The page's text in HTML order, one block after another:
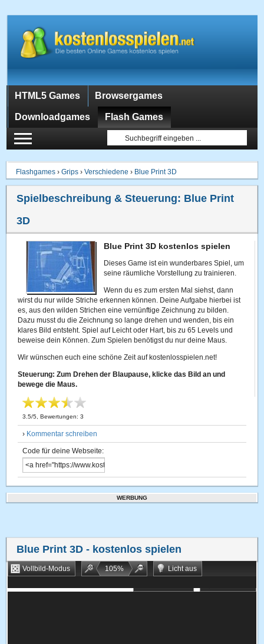
HTML5 Games Browsergames
Downloadgames Flash Games
Flashgames ›Grips ›Verschiedene › Blue Print 3D
Spielbeschreibung & Steuerung: Blue Print
3D
Blue Print 3D kostenlos spielen
Dieses Game ist ein wunderbares Spiel, um
seine räumliche Vorstellung zu trainieren.
Wenn du es zum ersten Mal siehst, dann
wirst du nur wilde Striche erkennen können. Deine Aufgabe hierbei ist
es, aus den wilden Strichen eine vernünftige Zeichnung zu bilden.
Dazu musst du die Zeichnung so lange drehen und wenden, bis ein
klares Bild entsteht. Spiel auf Leicht oder Hart, bis zu 65 Levels und
beweise dein Können. Zum Spielen benötigst du nur deine Maus.
Wir wünschen euch eine schöne Zeit auf kostenlosspielen.net!
Steuerung: Zum Drehen der Blaupause, klicke das Bild an und
bewege die Maus.
3.5/5 , Bewertungen:3
› Kommentar schreiben
Code für deine Webseite:
WERBUNG
Blue Print 3D - kostenlos spielen
Vollbild-Modus 105%
Licht aus